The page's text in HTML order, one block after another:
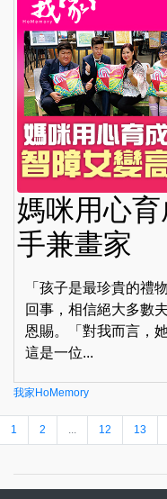
媽咪用心
手兼畫家
「孩子是最珍貴的禮
回事，相信絕大多數
恩賜。「對我而言，
這是一位...
我家HoMemory
1 2 12 13